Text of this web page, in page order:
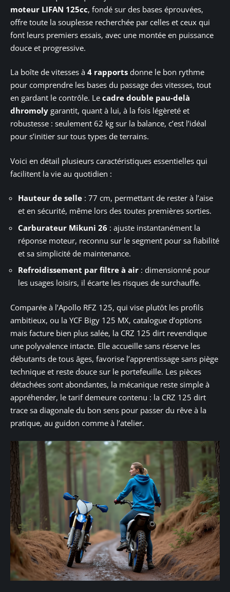
moteur LIFAN 125cc, fondé sur des bases éprouvées,
offre toute la souplesse recherchée par celles et ceux qui
font leurs premiers essais, avec une montée en puissance
douce et progressive.
La boîte de vitesses à 4 rapports donne le bon rythme
pour comprendre les bases du passage des vitesses, tout
en gardant le contrôle. Le cadre double pau-delà
dhromoly garantit, quant à lui, à la fois légèreté et
robustesse : seulement 62 kg sur la balance, c’est l’idéal
pour s’initier sur tous types de terrains.
Voici en détail plusieurs caractéristiques essentielles qui
facilitent la vie au quotidien :
Hauteur de selle : 77 cm, permettant de rester à l’aise
et en sécurité, même lors des toutes premières sorties.
Carburateur Mikuni 26 : ajuste instantanément la
réponse moteur, reconnu sur le segment pour sa fiabilité
et sa simplicité de maintenance.
Refroidissement par filtre à air : dimensionné pour
les usages loisirs, il écarte les risques de surchauffe.
Comparée à l’Apollo RFZ 125, qui vise plutôt les profils
ambitieux, ou la YCF Bigy 125 MX, catalogue d’options
mais facture bien plus salée, la CRZ 125 dirt revendique
une polyvalence intacte. Elle accueille sans réserve les
débutants de tous âges, favorise l’apprentissage sans piège
technique et reste douce sur le portefeuille. Les pièces
détachées sont abondantes, la mécanique reste simple à
appréhender, le tarif demeure contenu : la CRZ 125 dirt
trace sa diagonale du bon sens pour passer du rêve à la
pratique, au guidon comme à l’atelier.